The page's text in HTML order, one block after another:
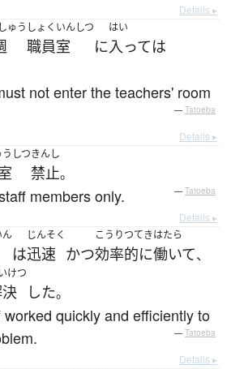
Details ▸
ゅう しょくいんしつ
職員室 に
はい
入っては
not enter the teachers' room
— Tatoeba
Details ▸
しつきんし
禁止。
members only. — Tatoeba
Details ▸
ん
は
じんそく
迅速 かつ
こうりつてき
効率的に
はたら
働いて、
けつ
した。
quickly and efficiently to
— Tatoeba
Details ▸